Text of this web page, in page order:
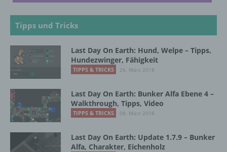
Tipps und Tricks
Last Day On Earth: Hund, Welpe – Tipps,
Hundezwinger, Fähigkeit
TIPPS & TRICKS 26. März 2018
Last Day On Earth: Bunker Alfa Ebene 4 –
Walkthrough, Tipps, Video
TIPPS & TRICKS 08. März 2018
Last Day On Earth: Update 1.7.9 – Bunker
Alfa, Charakter, Eichenholz
informierter Weise und unmissverständlich
einer Erklärung oder einer sonstigen
eindeutigen bestätigenden Handlung, mit der
die betroffene Person zu verstehen gibt, dass
sie mit der Verarbeitung der sie betreffenden
personenbezogenen Daten einverstanden
ist.
Name und Anschrift des für die Verarbeitung
Verantwortlichen